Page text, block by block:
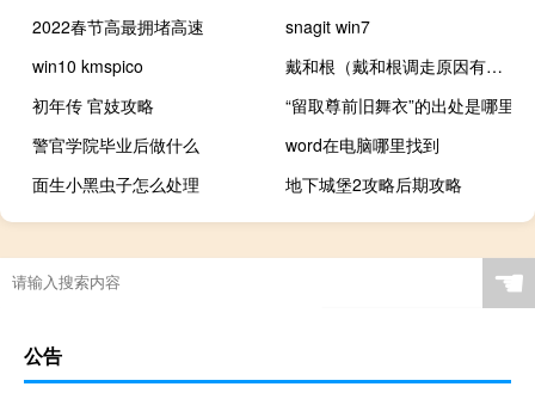
2022春节高最拥堵高速
snagit win7
win10 kmspico
戴和根（戴和根调走原因有三）
初年传 官妓攻略
“留取尊前旧舞衣”的出处是哪里
警官学院毕业后做什么
word在电脑哪里找到
面生小黑虫子怎么处理
地下城堡2攻略后期攻略
☚
公告